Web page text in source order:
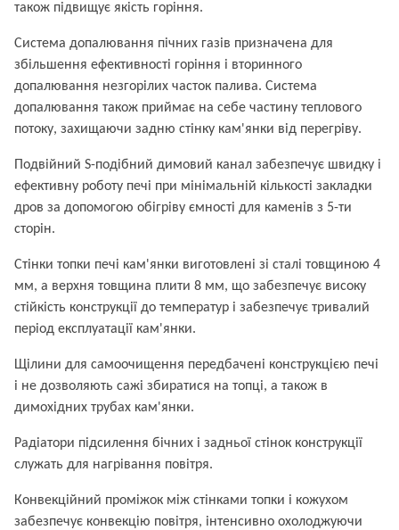
також підвищує якість горіння.
Система допалювання пічних газів призначена для
збільшення ефективності горіння і вторинного
допалювання незгорілих часток палива. Система
допалювання також приймає на себе частину теплового
потоку, захищаючи задню стінку кам'янки від перегріву.
Подвійний S-подібний димовий канал забезпечує швидку і
ефективну роботу печі при мінімальній кількості закладки
дров за допомогою обігріву ємності для каменів з 5-ти
сторін.
Стінки топки печі кам'янки виготовлені зі сталі товщиною 4
мм, а верхня товщина плити 8 мм, що забезпечує високу
стійкість конструкції до температур і забезпечує тривалий
період експлуатації кам'янки.
Щілини для самоочищення передбачені конструкцією печі
і не дозволяють сажі збиратися на топці, а також в
димохідних трубах кам'янки.
Радіатори підсилення бічних і задньої стінок конструкції
служать для нагрівання повітря.
Конвекційний проміжок між стінками топки і кожухом
забезпечує конвекцію повітря, інтенсивно охолоджуючи